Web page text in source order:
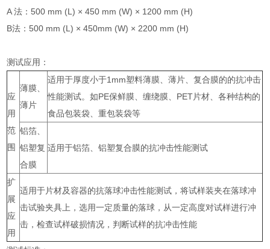
A 法：500 mm (L) × 450 mm (W) × 1200 mm (H)
B法：500 mm (L) × 450mm (W) × 2200 mm (H)
测试应用：
应
用
范
围
薄膜、
薄片
适用于厚度小于1mm塑料薄膜、薄片、复合膜的的抗冲击
性能测试。如PE保鲜膜、缠绕膜、PET片材、各种结构的
食品包装袋、重包装袋等
铝箔、
铝塑复
合膜
适用于铝箔、铝塑复合膜的抗冲击性能测试
扩
展
应
用
适用于片材及容器的抗落球冲击性能测试，将试样装夹在落球冲
击试验夹具上，选用一定质量的落球，从一定高度对试样进行冲
击，检查试样破损情况，判断试样的抗冲击性能